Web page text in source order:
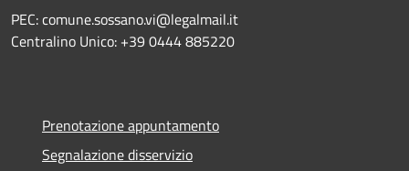
PEC: comune.sossano.vi@legalmail.it
Centralino Unico: +39 0444 885220
Prenotazione appuntamento
Segnalazione disservizio